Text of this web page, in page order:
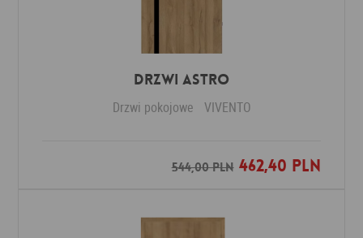
Drzwi ASTRO
Drzwi pokojowe VIVENTO
544,00 PLN462,40 PLN
Dodaj do ulubionych